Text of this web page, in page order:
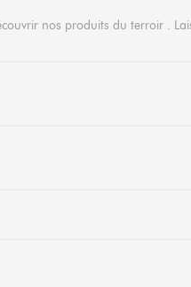
nos produits du terroir .